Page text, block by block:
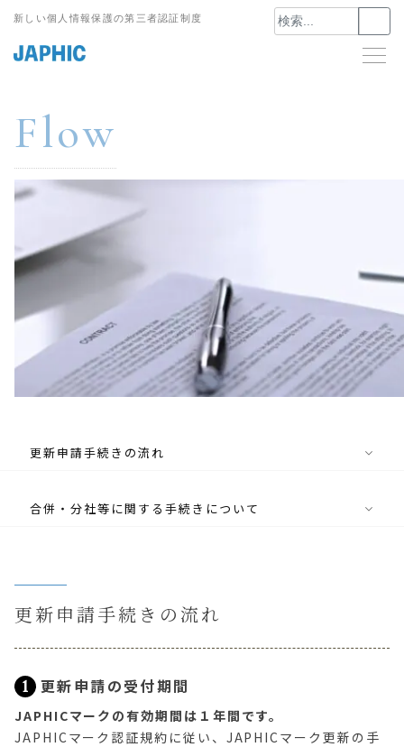
Skip
content
新しい個人情報保護の第三者認証制度
Flow
更新申請方法
更新申請手続きの流れ
合併・分社等に関する 手続きについて
更新申請手続きの流れ
1 更新申請の受付期間
JAPHICマークの有効期間は１年間です。
JAPHICマーク認証規約に従い、JAPHICマーク更新の手